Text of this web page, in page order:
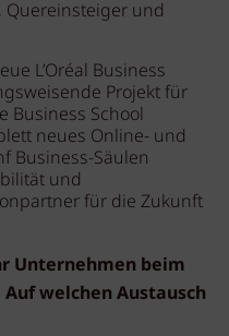
und
L’Oréal Business
Projekt für
Business School
neues Online- und
Business-Säulen
und
für die Zukunft
Unternehmen beim
welchen Austausch